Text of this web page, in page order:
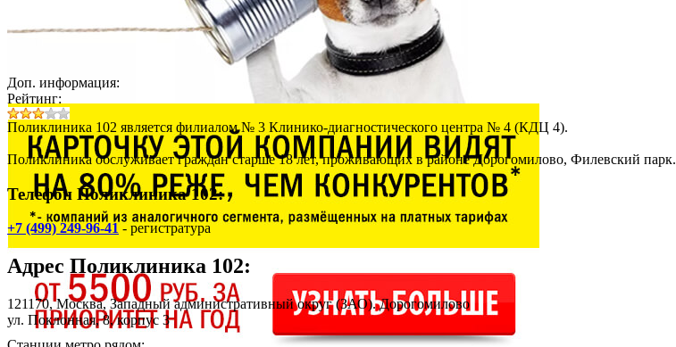
Доп. информация:
Рейтинг:
Поликлиника 102 является филиалом № 3 Клинико-диагностического центра № 4 (КДЦ 4).
Поликлиника обслуживает граждан старше 18 лет, проживающих в районе Дорогомилово, Филевский парк.
Телефон Поликлиника 102:
+7 (499) 249-96-41- регистратура
Адрес Поликлиника 102:
121170, Москва, Западный административный округ (ЗАО). Дорогомилово
ул. Поклонная, 8, корпус 3